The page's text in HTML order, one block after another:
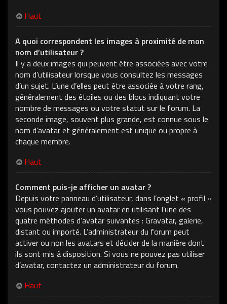
Haut
A quoi correspondent les images à proximité de mon
nom d’utilisateur ?
Il y a deux images qui peuvent être associées avec votre
nom d’utilisateur lorsque vous consultez les messages
d’un sujet. L’une d’elles peut être associée à votre rang,
généralement des étoiles ou des blocs indiquant votre
nombre de messages ou votre statut sur le forum. La
seconde image, souvent plus grande, est connue sous le
nom d’avatar et généralement est unique ou propre à
chaque membre.
Haut
Comment puis-je afficher un avatar ?
Depuis votre panneau d’utilisateur, dans l’onglet « profil »
vous pouvez ajouter un avatar en utilisant l’une des
quatre méthodes d’avatar suivantes : Gravatar, galerie,
distant ou importé. L’administrateur du forum peut
activer ou non les avatars et décider de la manière dont
ils sont mis à disposition. Si vous ne pouvez pas utiliser
d’avatar, contactez un administrateur du forum.
Haut